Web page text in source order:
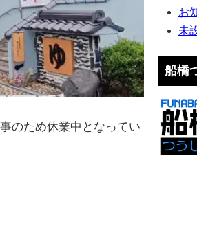
のため休業中となってい
お
未
船橋